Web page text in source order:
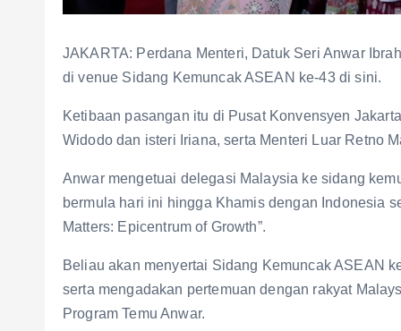
JAKARTA: Perdana Menteri, Datuk Seri Anwar
di venue Sidang Kemuncak ASEAN ke-43 di sini.
Ketibaan pasangan itu di Pusat Konvensyen
Widodo dan isteri Iriana, serta Menteri Luar Retno
Anwar mengetuai delegasi Malaysia ke sidang
bermula hari ini hingga Khamis dengan Indonesia
Matters: Epicentrum of Growth”.
Beliau akan menyertai Sidang Kemuncak ASEAN
serta mengadakan pertemuan dengan rakyat
Program Temu Anwar.